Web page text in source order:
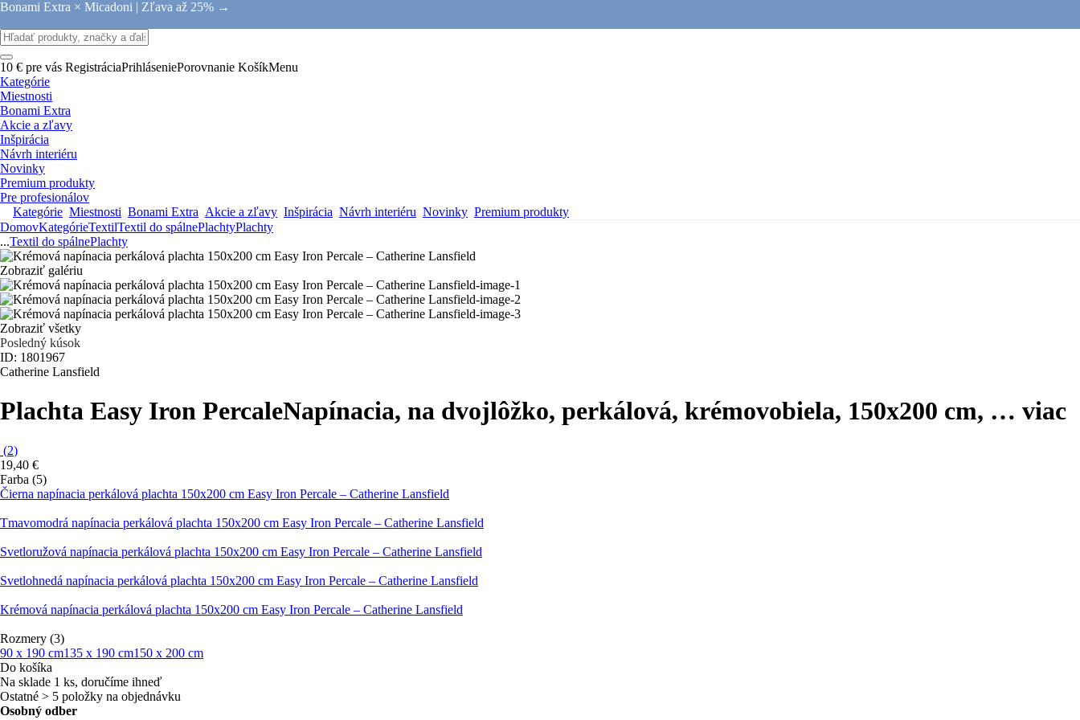
Bonami Extra × Micadoni | Zľava až 25% →
10 € pre vás RegistráciaPrihláseniePorovnanie KošíkMenu
Kategórie
Miestnosti
Bonami Extra
Akcie a zľavy
Inšpirácia
Návrh interiéru
Novinky
Premium produkty
Pre profesionálov
Kategórie Miestnosti Bonami Extra Akcie a zľavy Inšpirácia Návrh interiéru Novinky Premium produkty
DomovKategórieTextilTextil do spálnePlachtyPlachty
...Textil do spálnePlachty
Zobraziť galériu
Zobraziť všetky
Posledný kúsok
ID: 1801967
Catherine Lansfield
Plachta Easy Iron PercaleNapínacia, na dvojlôžko, perkálová, krémovobiela, 150x200 cm, … viac
(2)
19,40 €
Farba (5)
Čierna napínacia perkálová plachta 150x200 cm Easy Iron Percale – Catherine Lansfield
Tmavomodrá napínacia perkálová plachta 150x200 cm Easy Iron Percale – Catherine Lansfield
Svetloružová napínacia perkálová plachta 150x200 cm Easy Iron Percale – Catherine Lansfield
Svetlohnedá napínacia perkálová plachta 150x200 cm Easy Iron Percale – Catherine Lansfield
Krémová napínacia perkálová plachta 150x200 cm Easy Iron Percale – Catherine Lansfield
Rozmery (3)
90 x 190 cm135 x 190 cm150 x 200 cm
Do košíka
Na sklade 1 ks, doručíme ihneď
Ostatné > 5 položky na objednávku
Osobný odber